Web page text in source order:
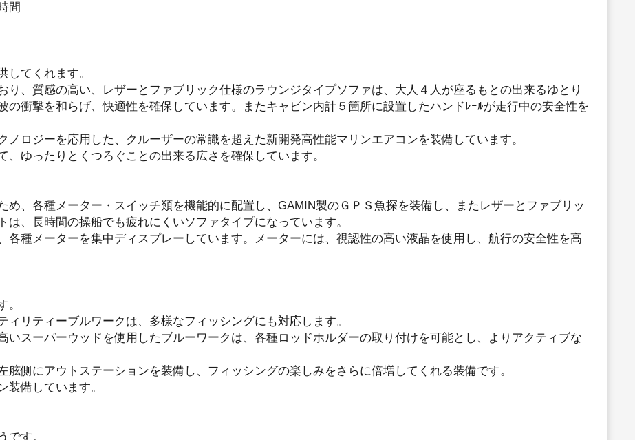
してくれます。
り、質感の高い、レザーとファブリック仕様のラウンジタイプソファは、大人４人が座るもとの出来るゆとり
の衝撃を和らげ、快適性を確保しています。またキャビン内計５箇所に設置したハンドﾚｰﾙが走行中の安全性を
ロジーを応用した、クルーザーの常識を超えた新開発高性能マリンエアコンを装備しています。
ゆったりとくつろぐことの出来る広さを確保しています。
め、各種メーター・スイッチ類を機能的に配置し、GAMIN製のＧＰＳ魚探を装備し、またレザーとファブリッ
、長時間の操船でも疲れにくいソファタイプになっています。
各種メーターを集中ディスプレーしています。メーターには、視認性の高い液晶を使用し、航行の安全性を高
。
リティーブルワークは、多様なフィッシングにも対応します。
いスーパーウッドを使用したブルーワークは、各種ロッドホルダーの取り付けを可能とし、よりアクティブな
側にアウトステーションを装備し、フィッシングの楽しみをさらに倍増してくれる装備です。
装備しています。
す。